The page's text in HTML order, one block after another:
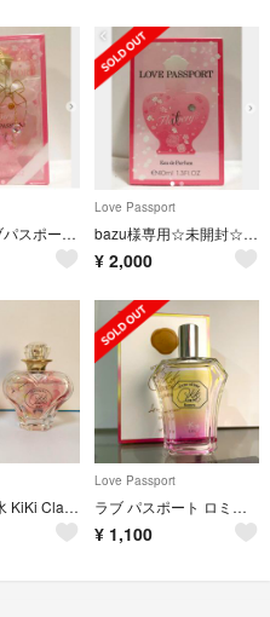
未開封☆ラブパスポート イット フラワリー 40ml
Love Passport
bazu様専用☆未開封☆ラブ パスポート イット フラワリー 40ml
¥ 2,000
伊藤千晃 香水 KiKi Claire 各種
Love Passport
ラブ パスポート ロミオ キキ クレール サマーオードパルファム(50mL)
¥ 1,100